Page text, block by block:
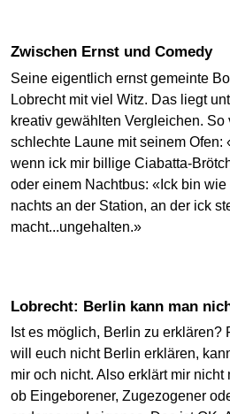
Zwischen Ernst und Comedy
Seine eigentlich ernst gemeinte
Lobrecht mit viel Witz. Das liegt
kreativ gewählten Vergleichen.
schlechte Laune mit seinem Ofen:
wenn ick mir billige Ciabatta-
oder einem Nachtbus: «Ick bin
nachts an der Station, an der ick
macht...ungehalten.»
Lobrecht: Berlin kann man
Ist es möglich, Berlin zu erklären?
will euch nicht Berlin erklären,
mir och nicht. Also erklärt mir
ob Eingeborener, Zugezogener